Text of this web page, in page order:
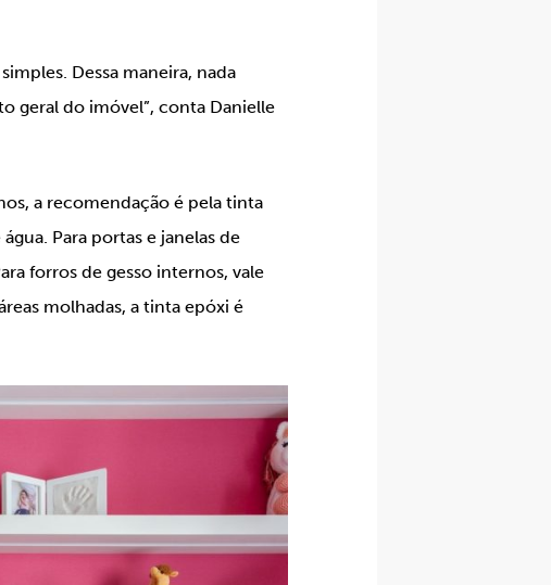
Dessa maneira, nada
geral do imóvel”, conta Danielle
a recomendação é pela tinta
Para portas e janelas de
forros de gesso internos, vale
molhadas, a tinta epóxi é